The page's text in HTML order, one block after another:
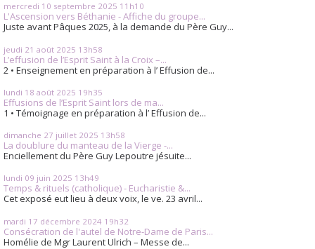
mercredi 10 septembre 2025 11h10
L'Ascension vers Béthanie - Affiche du groupe...
Juste avant Pâques 2025, à la demande du Père Guy...
jeudi 21 août 2025 13h58
L’effusion de l’Esprit Saint à la Croix –...
2 • Enseignement en préparation à l’ Effusion de...
lundi 18 août 2025 19h35
Effusions de l’Esprit Saint lors de ma...
1 • Témoignage en préparation à l’ Effusion de...
dimanche 27 juillet 2025 13h58
La doublure du manteau de la Vierge -...
Enciellement du Père Guy Lepoutre jésuite...
lundi 09 juin 2025 13h49
Temps & rituels (catholique) - Eucharistie &...
Cet exposé eut lieu à deux voix, le ve. 23 avril...
mardi 17 décembre 2024 19h32
Consécration de l'autel de Notre-Dame de Paris...
Homélie de Mgr Laurent Ulrich – Messe de...